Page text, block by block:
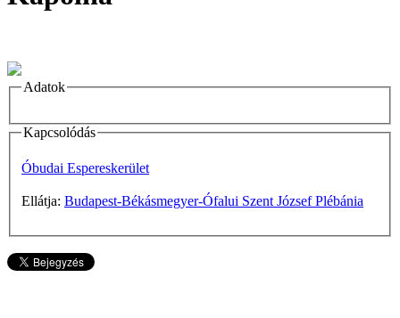
Adatok
Kapcsolódás
Óbudai Espereskerület
Ellátja: Budapest-Békásmegyer-Ófalui Szent József Plébánia